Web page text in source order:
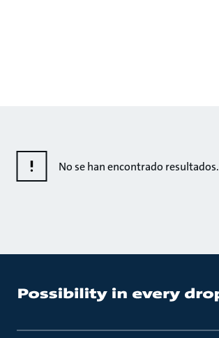
No se han encontrado resultados.